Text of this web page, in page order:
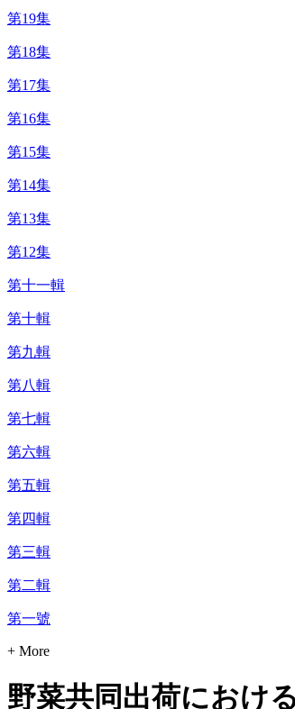
第19集
第18集
第17集
第16集
第15集
第14集
第13集
第12集
第十一輯
第十輯
第九輯
第八輯
第七輯
第六輯
第五輯
第四輯
第三輯
第二輯
第一號
+ More
野菜共同出荷におけ